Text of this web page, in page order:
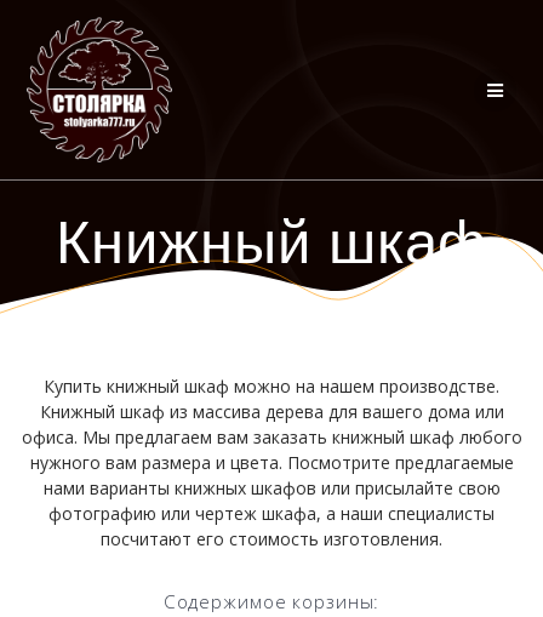
Книжный шкаф
Купить книжный шкаф можно на нашем производстве.
Книжный шкаф из массива дерева для вашего дома или
офиса. Мы предлагаем вам заказать книжный шкаф любого
нужного вам размера и цвета. Посмотрите предлагаемые
нами варианты книжных шкафов или присылайте свою
фотографию или чертеж шкафа, а наши специалисты
посчитают его стоимость изготовления.
Содержимое корзины: